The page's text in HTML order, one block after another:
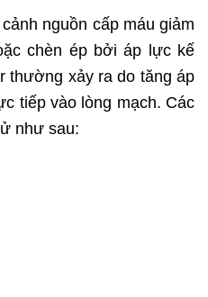
nguồn cấp máu giảm
chèn ép bởi áp lực kế
thường xảy ra do tăng áp
tiếp vào lòng mạch. Các
như sau: